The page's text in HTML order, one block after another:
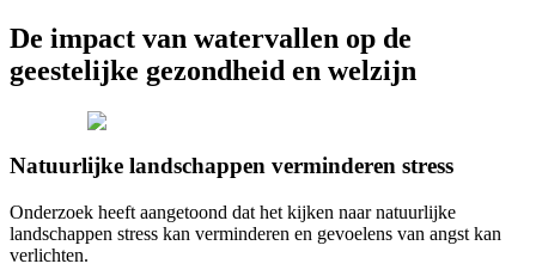
De impact van watervallen op de
geestelijke gezondheid en welzijn
Natuurlijke landschappen verminderen stress
Onderzoek heeft aangetoond dat het kijken naar natuurlijke
landschappen stress kan verminderen en gevoelens van angst kan
verlichten.